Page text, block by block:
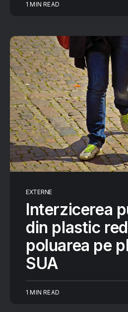
1 MIN READ
EXTERNE
Interzicerea
din plastic
poluarea pe
SUA
1 MIN READ